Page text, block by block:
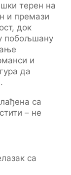
терен на
и премази
док
побољшану
и
да
са
– не
са